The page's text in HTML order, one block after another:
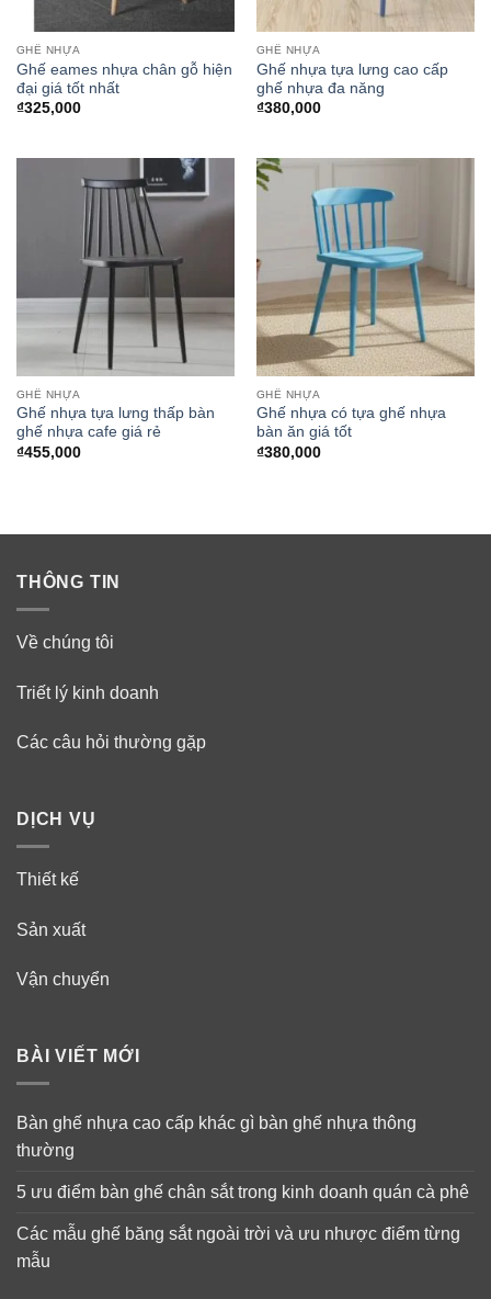
GHẾ NHỰA
Ghế eames nhựa chân gỗ hiện
đại giá tốt nhất
₫325,000
GHẾ NHỰA
Ghế nhựa tựa lưng cao cấp
ghế nhựa đa năng
₫380,000
GHẾ NHỰA
Ghế nhựa tựa lưng thấp bàn
ghế nhựa cafe giá rẻ
₫455,000
GHẾ NHỰA
Ghế nhựa có tựa ghế nhựa
bàn ăn giá tốt
₫380,000
THÔNG TIN
Về chúng tôi
Triết lý kinh doanh
Các câu hỏi thường gặp
DỊCH VỤ
Thiết kế
Sản xuất
Vận chuyển
BÀI VIẾT MỚI
Bàn ghế nhựa cao cấp khác gì bàn ghế nhựa thông
thường
5 ưu điểm bàn ghế chân sắt trong kinh doanh quán cà phê
Các mẫu ghế băng sắt ngoài trời và ưu nhược điểm từng
mẫu